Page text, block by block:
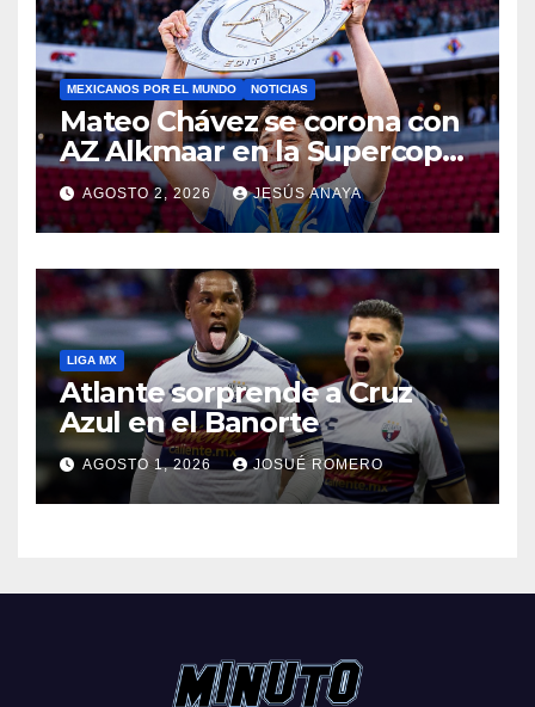
MEXICANOS POR EL MUNDO NOTICIAS
Mateo Chávez se corona con
AZ Alkmaar en la Supercopa
de Países Bajos
AGOSTO 2, 2026 JESÚS ANAYA
LIGA MX
Atlante sorprende a Cruz
Azul en el Banorte
AGOSTO 1, 2026 JOSUÉ ROMERO